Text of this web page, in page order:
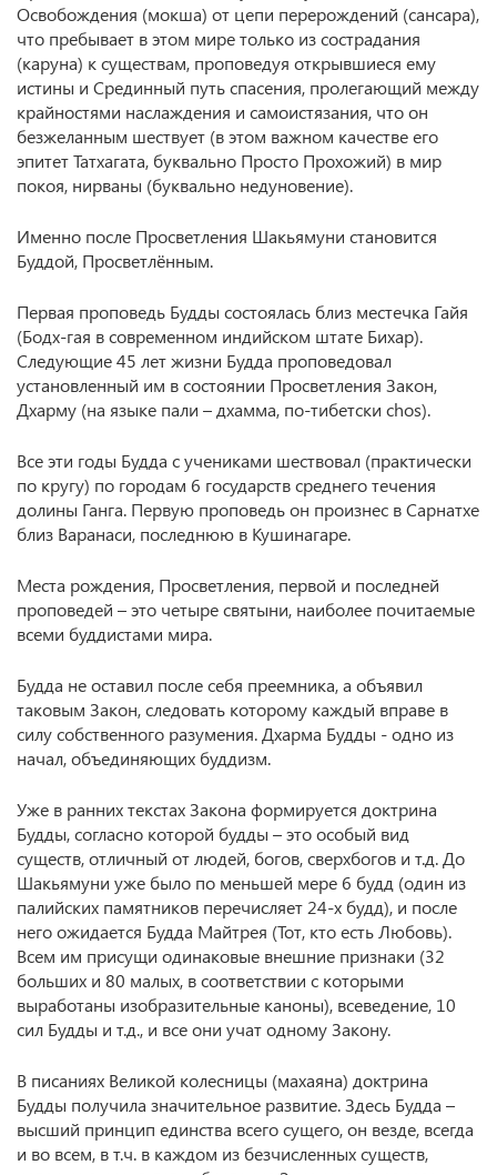
Освобождения (мокша) от цепи перерождений (сансара),
что пребывает в этом мире только из сострадания
(каруна) к существам, проповедуя открывшиеся ему
истины и Срединный путь спасения, пролегающий между
крайностями наслаждения и самоистязания, что он
безжеланным шествует (в этом важном качестве его
эпитет Татхагата, буквально Просто Прохожий) в мир
покоя, нирваны (буквально недуновение).
Именно после Просветления Шакьямуни становится
Буддой, Просветлённым.
Первая проповедь Будды состоялась близ местечка Гайя
(Бодх-гая в современном индийском штате Бихар).
Следующие 45 лет жизни Будда проповедовал
установленный им в состоянии Просветления Закон,
Дхарму (на языке пали – дхамма, по-тибетски chos).
Все эти годы Будда с учениками шествовал (практически
по кругу) по городам 6 государств среднего течения
долины Ганга. Первую проповедь он произнес в Сарнатхе
близ Варанаси, последнюю в Кушинагаре.
Места рождения, Просветления, первой и последней
проповедей – это четыре святыни, наиболее почитаемые
всеми буддистами мира.
Будда не оставил после себя преемника, а объявил
таковым Закон, следовать которому каждый вправе в
силу собственного разумения. Дхарма Будды - одно из
начал, объединяющих буддизм.
Уже в ранних текстах Закона формируется доктрина
Будды, согласно которой будды – это особый вид
существ, отличный от людей, богов, сверхбогов и т.д. До
Шакьямуни уже было по меньшей мере 6 будд (один из
палийских памятников перечисляет 24-х будд), и после
него ожидается Будда Майтрея (Тот, кто есть Любовь).
Всем им присущи одинаковые внешние признаки (32
больших и 80 малых, в соответствии с которыми
выработаны изобразительные каноны), всеведение, 10
сил Будды и т.д., и все они учат одному Закону.
В писаниях Великой колесницы (махаяна) доктрина
Будды получила значительное развитие. Здесь Будда –
высший принцип единства всего сущего, он везде, всегда
и во всем, в т.ч. в каждом из безчисленных существ,